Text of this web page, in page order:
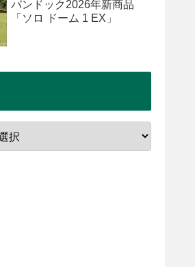
バンドック2026年新商品
「ソロ ドーム 1 EX」